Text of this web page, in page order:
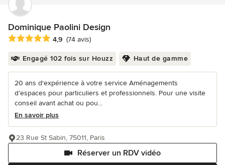
Dominique Paolini Design
Note moyenne : 4.9 étoiles sur 5
4,9 (74 avis)
Engagé 102 fois sur Houzz Haut de gamme
20 ans d'expérience à votre service Aménagements
d’espaces pour particuliers et professionnels. Pour une visite
conseil avant achat ou pou...
En savoir plus
Réserver un RDV vidéo
23 Rue St Sabin, 75011, Paris